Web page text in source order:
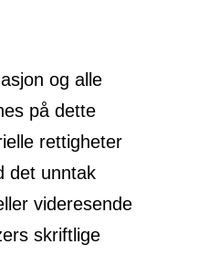
og alle
på dette
rettigheter
det unntak
videresende
skriftlige